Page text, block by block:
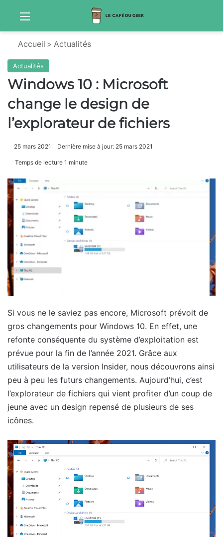
Menu
Accueil > Actualités
Actualités
Windows 10 : Microsoft
change le design de
l’explorateur de fichiers
25 mars 2021 Dernière mise à jour: 25 mars 2021
Temps de lecture 1 minute
Si vous ne le saviez pas encore, Microsoft prévoit de
gros changements pour Windows 10. En effet, une
refonte conséquente du système d’exploitation est
prévue pour la fin de l’année 2021. Grâce aux
utilisateurs de la version Insider, nous découvrons ainsi
peu à peu les futurs changements. Aujourd’hui, c’est
l’explorateur de fichiers qui vient profiter d’un coup de
jeune avec un design repensé de plusieurs de ses
icônes.